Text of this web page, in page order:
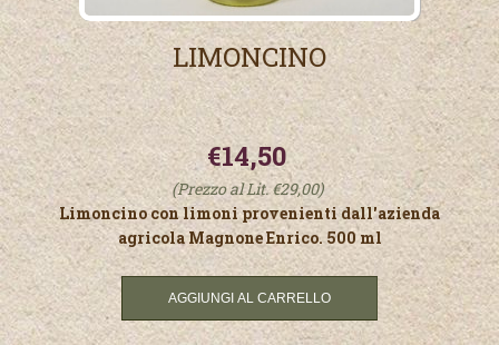
LIMONCINO
€14,50
(Prezzo al Lit. €29,00)
Limoncino con limoni provenienti dall'azienda
agricola Magnone Enrico. 500 ml